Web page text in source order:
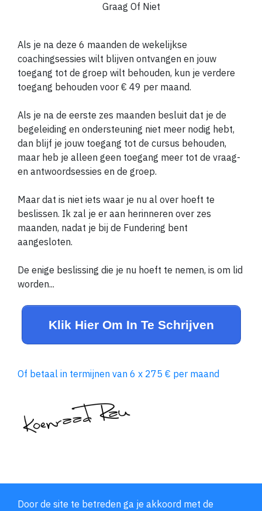
Graag Of Niet
Als je na deze 6 maanden de wekelijkse
coachingsessies wilt blijven ontvangen en jouw
toegang tot de groep wilt behouden, kun je verdere
toegang behouden voor € 49 per maand.
Als je na de eerste zes maanden besluit dat je de
begeleiding en ondersteuning niet meer nodig hebt,
dan blijf je jouw toegang tot de cursus behouden,
maar heb je alleen geen toegang meer tot de vraag-
en antwoordsessies en de groep.
Maar dat is niet iets waar je nu al over hoeft te
beslissen. Ik zal je er aan herinneren over zes
maanden, nadat je bij de Fundering bent
aangesloten.
De enige beslissing die je nu hoeft te nemen, is om lid
worden...
Klik Hier Om In Te Schrijven
Of betaal in termijnen van 6 x 275 € per maand
Door de site te betreden ga je akkoord met de